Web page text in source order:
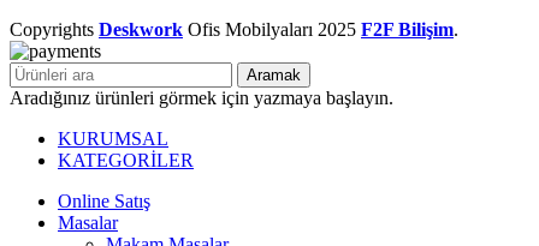
Copyrights Deskwork Ofis Mobilyaları 2025 F2F Bilişim.
Aramak
Aradığınız ürünleri görmek için yazmaya başlayın.
KURUMSAL
KATEGORİLER
Online Satış
Masalar